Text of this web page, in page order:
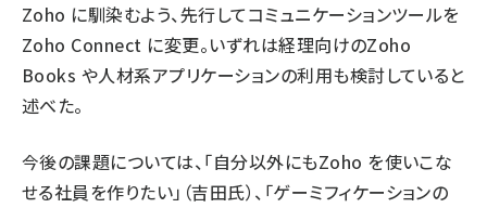
Zoho に馴染むよう、先行してコミュニケーションツールを
Zoho Connect に変更。いずれは経理向けのZoho
Books や人材系アプリケーションの利用も検討していると
述べた。
今後の課題については、「自分以外にもZoho を使いこな
せる社員を作りたい」（吉田氏）、「ゲーミフィケーションの